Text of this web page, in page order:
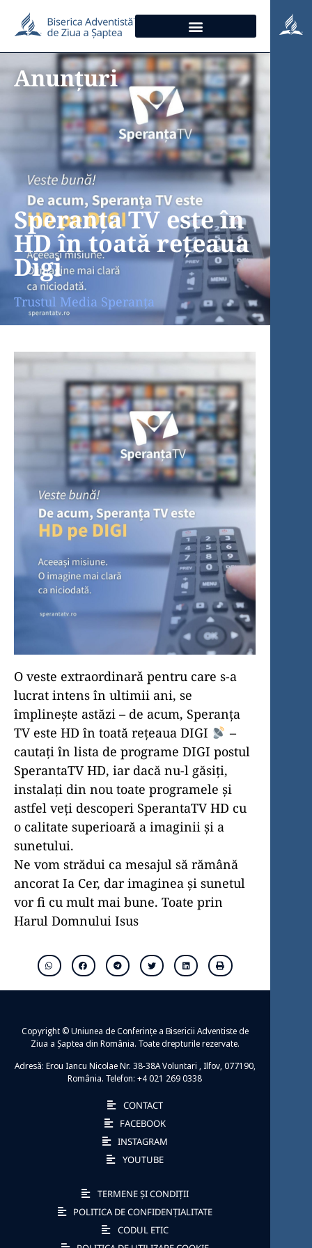
Anunțuri
Speranța TV este în
HD în toată rețeaua
Digi
Trustul Media Speranța
O veste extraordinarǎ pentru care s-a
lucrat intens în ultimii ani, se
împlinește astăzi – de acum, Speranța
TV este HD în toată rețeaua DIGI
–
cautați în lista de programe DIGI postul
SperantaTV HD, iar dacă nu-l găsiți,
instalați din nou toate programele și
astfel veți descoperi SperantaTV HD cu
o calitate superioară a imaginii și a
sunetului.
Ne vom strădui ca mesajul să rămână
ancorat Ia Cer, dar imaginea şi sunetul
vor fi cu mult mai bune. Toate prin
Harul Domnului Isus
Copyright © Uniunea de Conferințe a Bisericii Adventiste de
Ziua a Șaptea din România. Toate drepturile rezervate.
Adresă: Erou Iancu Nicolae Nr. 38-38A Voluntari , Ilfov, 077190,
România. Telefon: +4 021 269 0338
CONTACT
FACEBOOK
INSTAGRAM
YOUTUBE
TERMENE ȘI CONDIȚII
POLITICA DE CONFIDENȚIALITATE
CODUL ETIC